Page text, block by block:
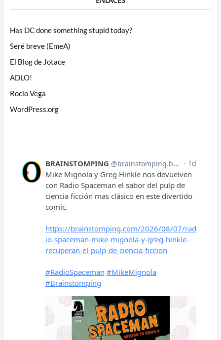
Has DC done something stupid today?
Seré breve (EmeA)
El Blog de Jotace
ADLO!
Rocío Vega
WordPress.org